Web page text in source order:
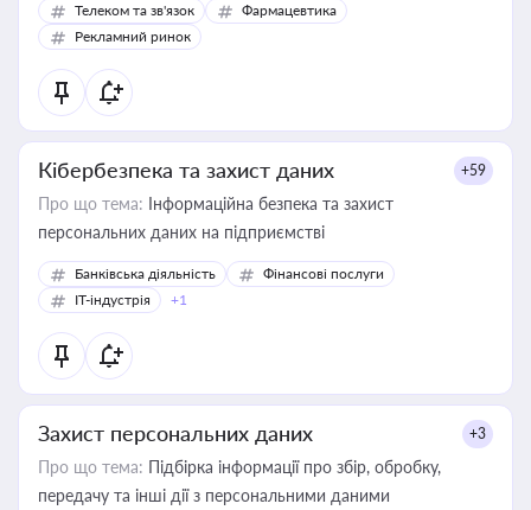
Телеком та зв'язок
Фармацевтика
Рекламний ринок
Кібербезпека та захист даних +59
Про що тема: Інформаційна безпека та захист
персональних даних на підприємстві
Банківська діяльність
Фінансові послуги
IT-індустрія
+1
Захист персональних даних +3
Про що тема: Підбірка інформації про збір, обробку,
передачу та інші дії з персональними даними